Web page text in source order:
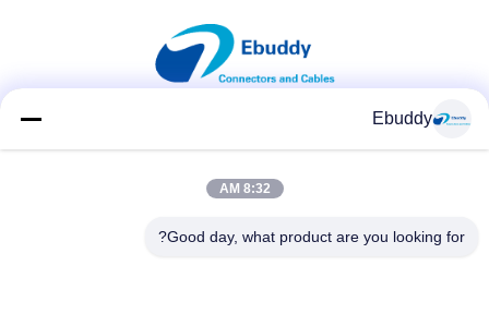
اتصال سريع
Ebuddy
8:32 AM
Good day, what product are you looking for?